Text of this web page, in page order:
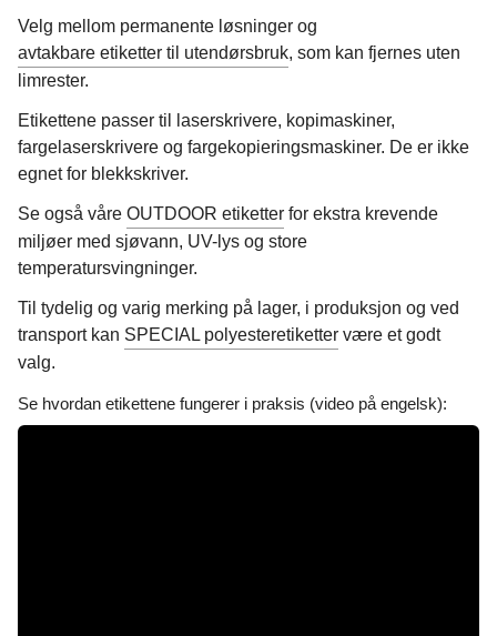
Velg mellom permanente løsninger og
avtakbare etiketter til utendørsbruk, som kan fjernes uten
limrester.
Etikettene passer til laserskrivere, kopimaskiner,
fargelaserskrivere og fargekopieringsmaskiner. De er ikke
egnet for blekkskriver.
Se også våre OUTDOOR etiketter for ekstra krevende
miljøer med sjøvann, UV-lys og store
temperatursvingninger.
Til tydelig og varig merking på lager, i produksjon og ved
transport kan SPECIAL polyesteretiketter være et godt
valg.
Se hvordan etikettene fungerer i praksis (video på engelsk):